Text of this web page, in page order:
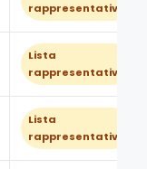
rappresentativa
Lista
rappresentativa
Lista
rappresentativa